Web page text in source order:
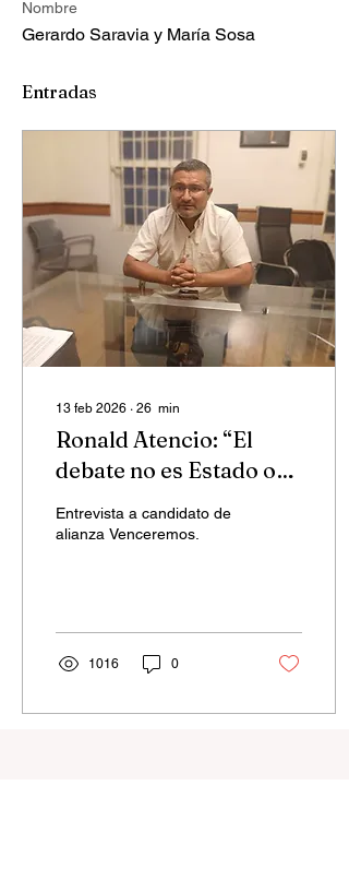
Nombre
Gerardo Saravia y María Sosa
Entradas
13 feb 2026 ∙ 26 min
Ronald Atencio: “El
debate no es Estado o
mercado, sino para
quién funciona la
Entrevista a candidato de
alianza Venceremos.
1016 0